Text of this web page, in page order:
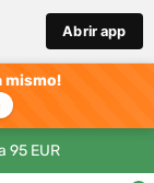
Abrir app
mismo!
95 EUR